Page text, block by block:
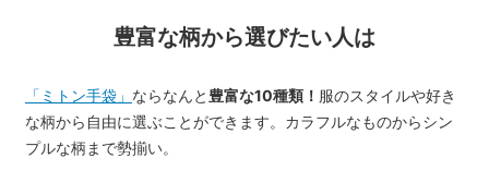
豊富な柄から選びたい人は
「ミトン手袋」 ならなんと 豊富な10種類！ 服のスタイルや好き
な柄から自由に選ぶことができます。カラフルなものからシン
プルな柄まで勢揃い。